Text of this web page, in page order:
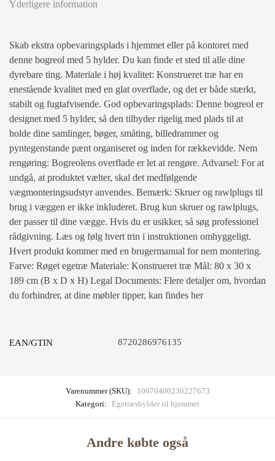
Yderligere information
Skab ekstra opbevaringsplads i hjemmet eller på kontoret med
denne bogreol med 5 hylder. Du kan finde et sted til alle dine
dyrebare ting. Materiale i høj kvalitet: Konstrueret træ har en
enestående kvalitet med en glat overflade, og det er både stærkt,
stabilt og fugtafvisende. God opbevaringsplads: Denne bogreol er
designet med 5 hylder, så den tilbyder rigelig med plads til at
holde dine samlinger, bøger, småting, billedrammer og
pyntegenstande pænt organiseret og inden for rækkevidde. Nem
rengøring: Bogreolens overflade er let at rengøre. Advarsel: For at
undgå, at produktet vælter, skal det medfølgende
vægmonteringsudstyr anvendes. Bemærk: Skruer og rawlplugs til
brug i væggen er ikke inkluderet. Brug kun skruer og rawlplugs,
der passer til dine vægge. Hvis du er usikker, så søg professionel
rådgivning. Læs og følg hvert trin i instruktionen omhyggeligt.
Hvert produkt kommer med en brugermanual for nem montering.
Farve: Røget egetræ Materiale: Konstrueret træ Mål: 80 x 30 x
189 cm (B x D x H) Legal Documents: Flere detaljer om, hvordan
du forhindrer, at dine møbler tipper, kan findes her
EAN/GTIN 8720286976135
Varenummer (SKU):
10670400236227673
Kategori: Egetræshylder til hjemmet
Andre købte også